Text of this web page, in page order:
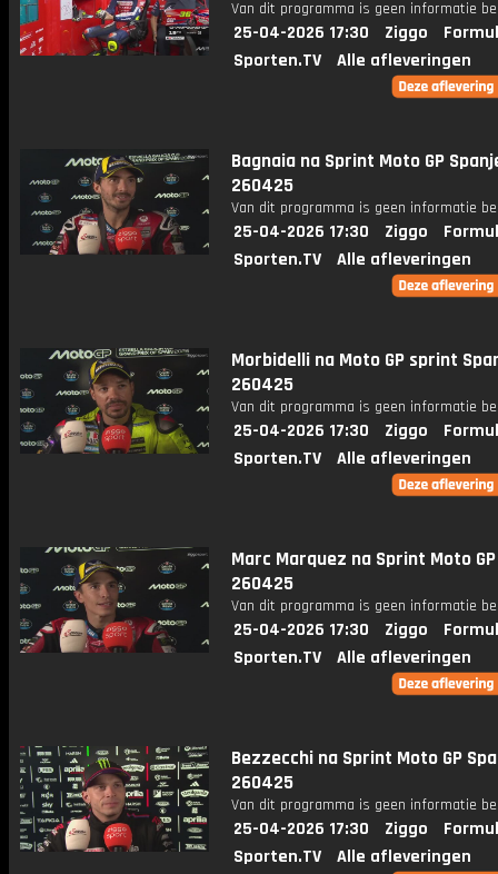
Van dit programma is geen informatie
25-04-2026 17:30 Ziggo
Sporten.TV
Alle afleveringen
Bagnaia na Sprint Moto GP
260425
Van dit programma is geen informatie
25-04-2026 17:30 Ziggo
Sporten.TV
Alle afleveringen
Morbidelli na Moto GP sprint
260425
Van dit programma is geen informatie
25-04-2026 17:30 Ziggo
Sporten.TV
Alle afleveringen
Marc Marquez na Sprint Moto
260425
Van dit programma is geen informatie
25-04-2026 17:30 Ziggo
Sporten.TV
Alle afleveringen
Bezzecchi na Sprint Moto GP
260425
Van dit programma is geen informatie
25-04-2026 17:30 Ziggo
Sporten.TV
Alle afleveringen